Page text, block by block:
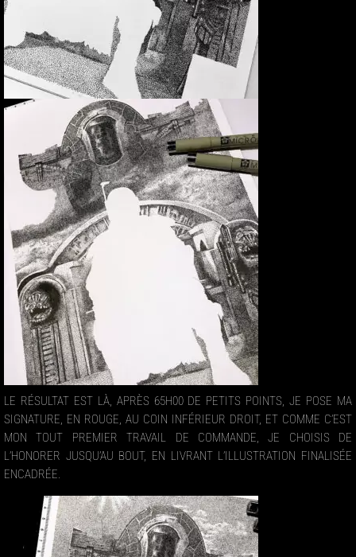
LE RÉSULTAT EST LÀ, APRÈS 65H00 DE PETITS POINTS, JE POSE MA
SIGNATURE, EN ROUGE, AU COIN INFÉRIEUR DROIT, ET COMME C’EST
MON TOUT PREMIER TRAVAIL DE COMMANDE, JE CHOISIS DE
L’HONORER JUSQU’AU BOUT, EN LIVRANT L’ILLUSTRATION FINALISÉE
ENCADRÉE.